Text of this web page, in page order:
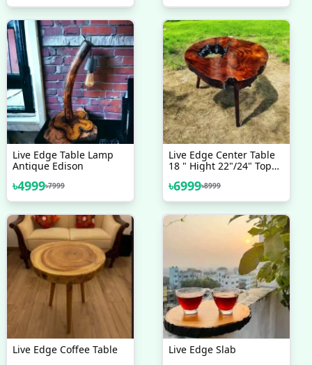
Live Edge Table Lamp
Antique Edison
৳4999৳7999
Live Edge Center Table
18 " Hight 22"/24" Top
৳6999৳8999
Live Edge Coffee Table Live Edge Slab